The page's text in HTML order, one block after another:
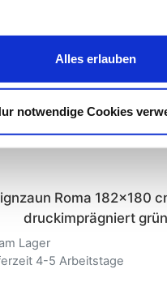
Alles erlauben
notwendige Cookies
Roma 182x180
druckimprägniert grün
Lager
4-5 Arbeitstage